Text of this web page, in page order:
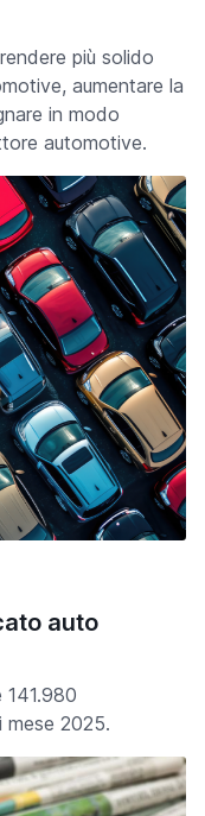
più solido
aumentare la
in modo
automotive.
auto
mese 2025.